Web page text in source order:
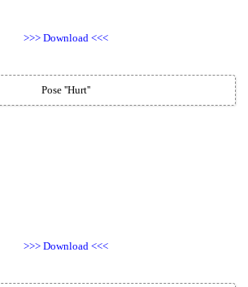
>>> Download <<<
Pose ''Hurt''
>>> Download <<<